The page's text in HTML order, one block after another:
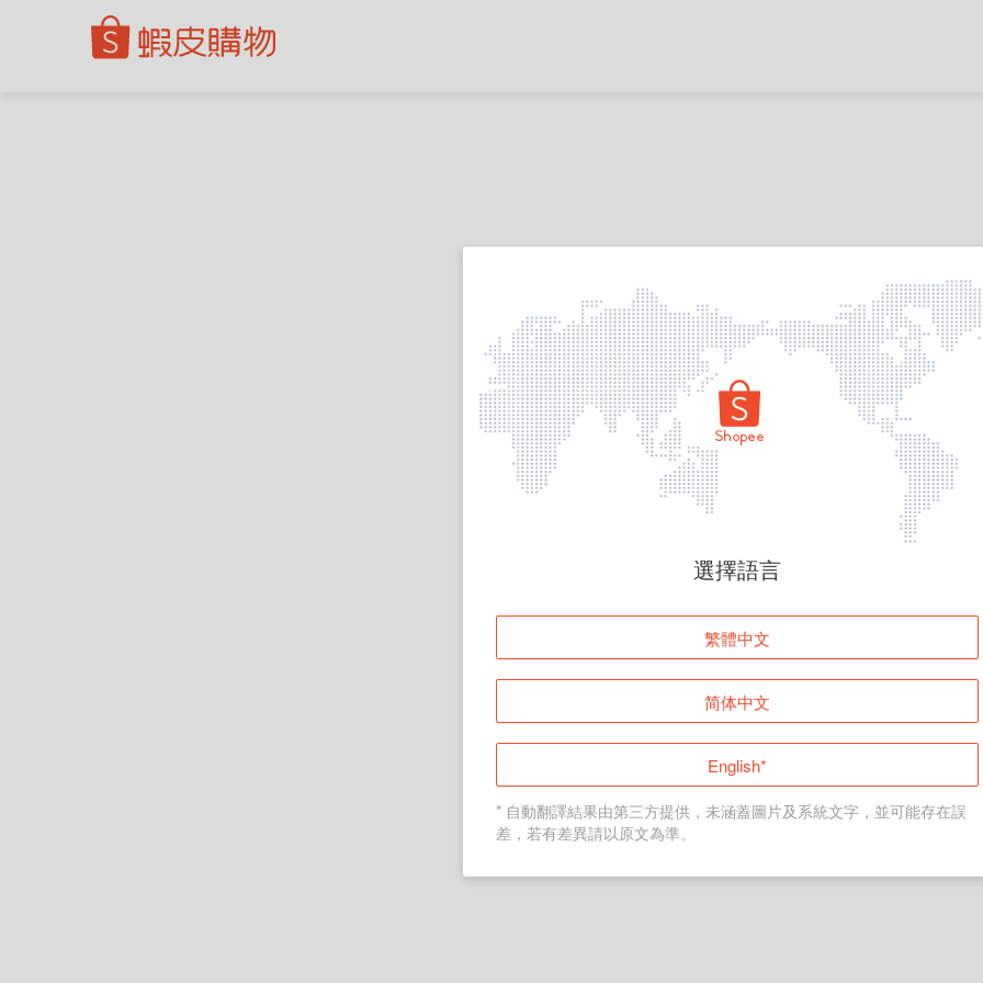
頁面無法顯示
登入
返回首頁
選擇語言
繁體中文
简体中文
English*
* 自動翻譯結果由第三方提供，未涵蓋圖片及系統文字，並可能存在誤
差，若有差異請以原文為準。